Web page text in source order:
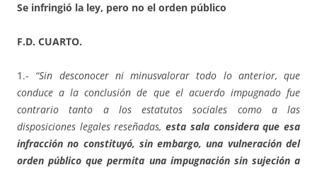
Se infringió la ley, pero no el orden público
F.D. CUARTO.
1.- “Sin desconocer ni minusvalorar todo lo anterior, que
conduce a la conclusión de que el acuerdo impugnado fue
contrario tanto a los estatutos sociales como a las
disposiciones legales reseñadas,esta sala considera que esa
infracción no constituyó, sin embargo, una vulneración del
orden público que permita una impugnación sin sujeción a